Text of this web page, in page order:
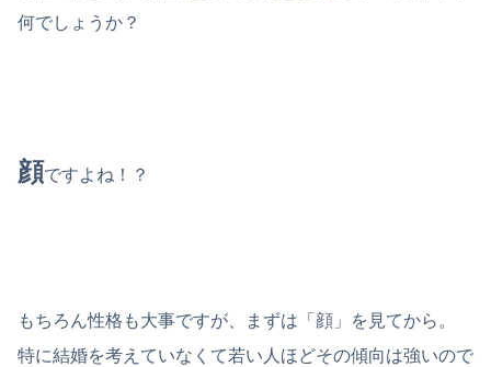
何でしょうか？
顔ですよね！？
もちろん性格も大事ですが、まずは「顔」を見てから。
特に結婚を考えていなくて若い人ほどその傾向は強いので